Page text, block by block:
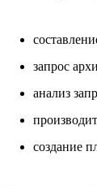
запрос
анализ
создание